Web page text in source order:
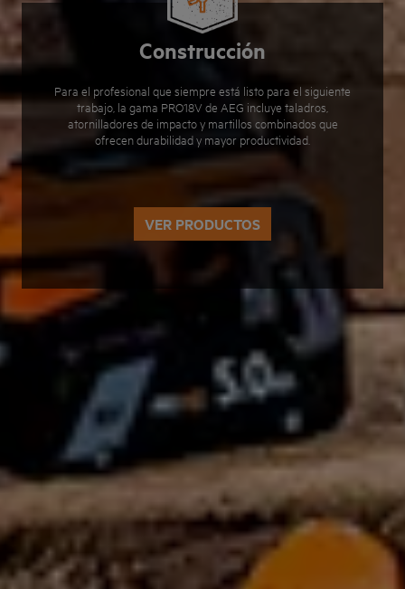
Construcción
Para el profesional que siempre está listo para el siguiente
trabajo, la gama PRO18V de AEG incluye taladros,
atornilladores de impacto y martillos combinados que
ofrecen durabilidad y mayor productividad.
VER PRODUCTOS